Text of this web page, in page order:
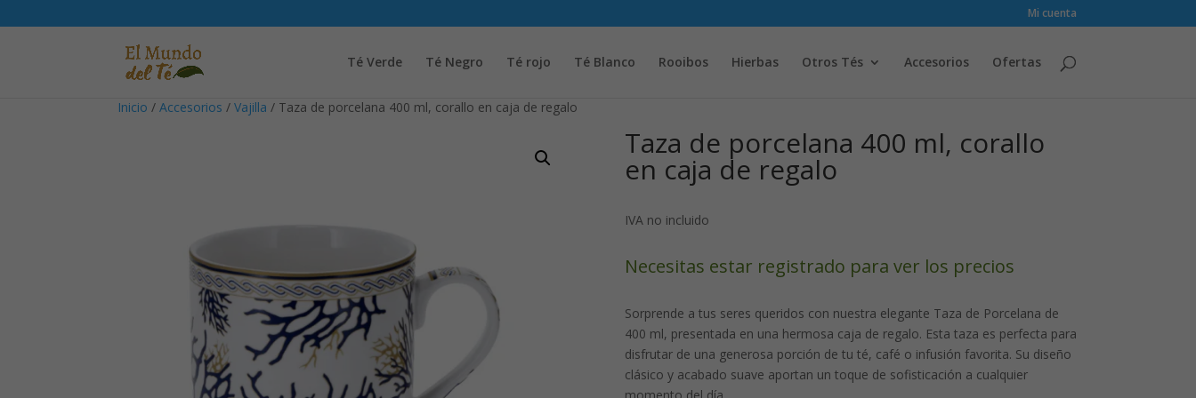
Mi cuenta
Té Verde Té Negro Té rojo Té Blanco Rooibos Hierbas Otros Tés Accesorios Ofertas
Inicio / Accesorios / Vajilla / Taza de porcelana 400 ml, corallo en caja de regalo
Taza de porcelana 400 ml, corallo
en caja de regalo
IVA no incluido
Necesitas estar registrado para ver los precios
Sorprende a tus seres queridos con nuestra elegante Taza de Porcelana de
400 ml, presentada en una hermosa caja de regalo. Esta taza es perfecta para
disfrutar de una generosa porción de tu té, café o infusión favorita. Su diseño
clásico y acabado suave aportan un toque de sofisticación a cualquier